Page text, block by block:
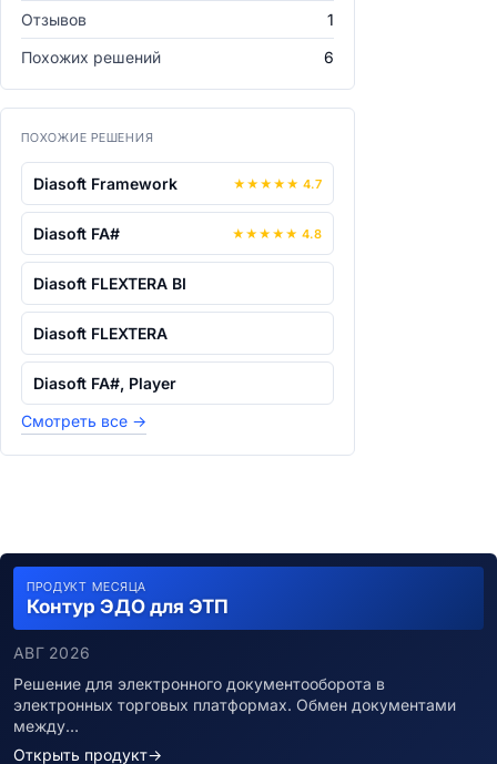
Отзывов
1
Похожих решений
6
ПОХОЖИЕ РЕШЕНИЯ
Diasoft Framework ★ ★ ★ ★ ★ 4.7
Diasoft FA# ★ ★ ★ ★ ★ 4.8
Diasoft FLEXTERA BI
Diasoft FLEXTERA
Diasoft FA#, Player
Смотреть все →
ПРОДУКТ МЕСЯЦА
Контур ЭДО для ЭТП
АВГ 2026
Решение для электронного документооборота в
электронных торговых платформах. Обмен документами
между…
Открыть продукт→